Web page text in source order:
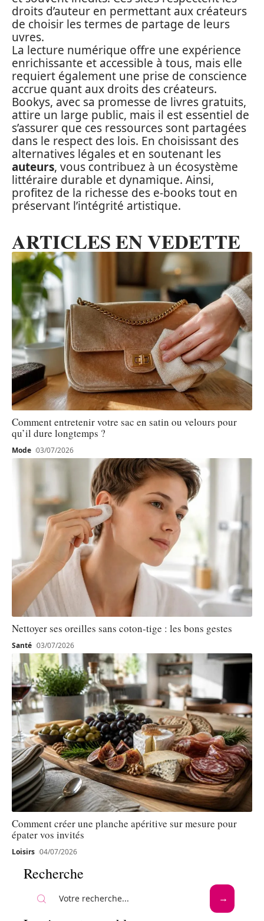
droits d’auteur en permettant aux créateurs
de choisir les termes de partage de leurs
uvres.
La lecture numérique offre une expérience
enrichissante et accessible à tous, mais elle
requiert également une prise de conscience
accrue quant aux droits des créateurs.
Bookys, avec sa promesse de livres gratuits,
attire un large public, mais il est essentiel de
s’assurer que ces ressources sont partagées
dans le respect des lois. En choisissant des
alternatives légales et en soutenant les
auteurs, vous contribuez à un écosystème
littéraire durable et dynamique. Ainsi,
profitez de la richesse des e-books tout en
préservant l’intégrité artistique.
ARTICLES EN VEDETTE
Comment entretenir votre sac en satin ou velours pour
qu’il dure longtemps ?
Mode 03/07/2026
Nettoyer ses oreilles sans coton-tige : les bons gestes
Santé 03/07/2026
Comment créer une planche apéritive sur mesure pour
épater vos invités
Loisirs 04/07/2026
Recherche